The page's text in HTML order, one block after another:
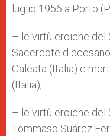
luglio 1956 a Porto
– le virtù eroiche del
Sacerdote
Galeata (Italia) e
(Italia);
– le virtù eroiche del
Tommaso Suárez